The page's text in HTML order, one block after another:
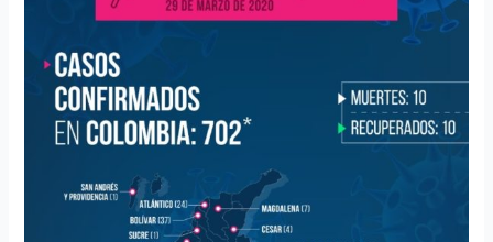
Coronavirus
Colombia